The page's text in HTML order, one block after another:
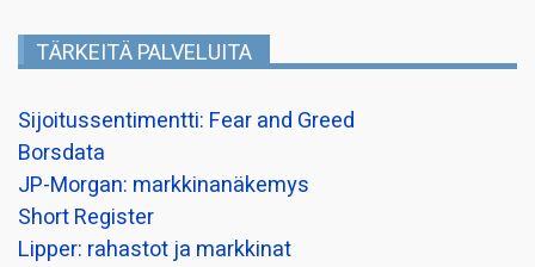
TÄRKEITÄ PALVELUITA
Sijoitussentimentti: Fear and Greed
Borsdata
JP-Morgan: markkinanäkemys
Short Register
Lipper: rahastot ja markkinat